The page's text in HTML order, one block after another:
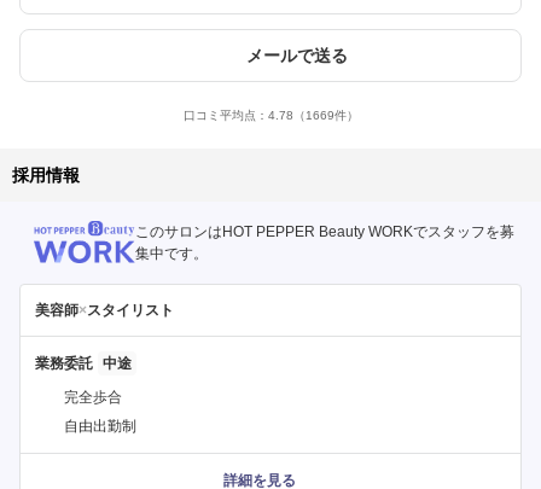
メールで送る
口コミ平均点： 4.78 （1669件）
採用情報
このサロンはHOT PEPPER Beauty WORKでスタッフを募
集中です。
美容師×スタイリスト
業務委託
完全歩合
自由出勤制
詳細を見る